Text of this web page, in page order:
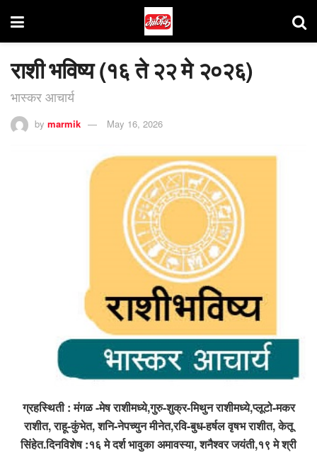
राशी भविष्य (१६ ते २२ मे २०२६)
भास्कर आचार्य
by marmik May 16, 2026
ग्रहस्थिती : मंगळ -मेष राशीमध्ये,गुरु-शुक्र-मिथुन राशीमध्ये,प्लूटो-मकर
राशीत, राहू-कुंभेत, शनि-नेपच्युन मीनेत,रवि-बुध-हर्षल वृषभ राशीत, केतू
सिंहेत.दिनविशेष :१६ मे दर्श भावुका अमावस्या, शनैश्वर जयंती,१९ मे श्री